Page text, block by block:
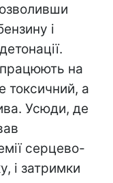
і
на
токсичний, а
Усюди, де
серцево-
і затримки